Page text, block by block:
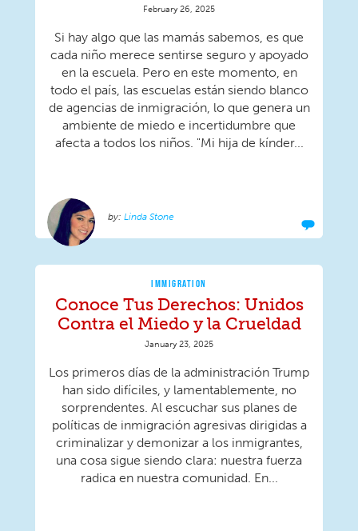
February 26, 2025
Si hay algo que las mamás sabemos, es que
cada niño merece sentirse seguro y apoyado
en la escuela. Pero en este momento, en
todo el país, las escuelas están siendo blanco
de agencias de inmigración, lo que genera un
ambiente de miedo e incertidumbre que
afecta a todos los niños. "Mi hija de kínder...
Linda Stone
IMMIGRATION
Conoce Tus Derechos: Unidos
Contra el Miedo y la Crueldad
January 23, 2025
Los primeros días de la administración Trump
han sido difíciles, y lamentablemente, no
sorprendentes. Al escuchar sus planes de
políticas de inmigración agresivas dirigidas a
criminalizar y demonizar a los inmigrantes,
una cosa sigue siendo clara: nuestra fuerza
radica en nuestra comunidad. En...